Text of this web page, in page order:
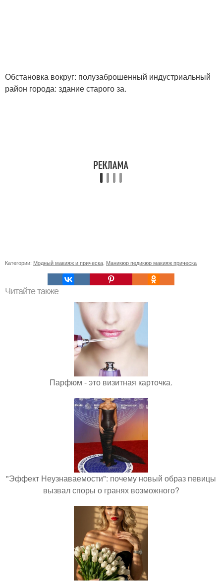
Обстановка вокруг: полузаброшенный индустриальный
район города: здание старого за.
Категории: Модный макияж и прическа Маникюр педикюр макияж прическа
Читайте также
Парфюм - это визитная карточка.
"Эффект Неузнаваемости": почему новый образ певицы
вызвал споры о гранях возможного?